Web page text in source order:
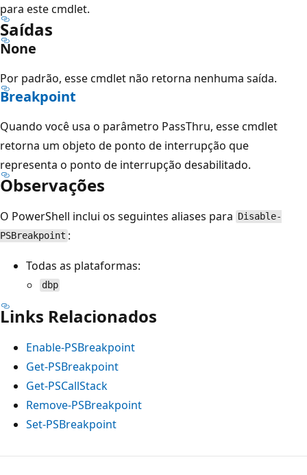
para este cmdlet.
Saídas
None
Por padrão, esse cmdlet não retorna nenhuma saída.
Breakpoint
Quando você usa o parâmetro PassThru, esse cmdlet
retorna um objeto de ponto de interrupção que
representa o ponto de interrupção desabilitado.
Observações
O PowerShell inclui os seguintes aliases para Disable-
PSBreakpoint :
Todas as plataformas:
dbp
Links Relacionados
Enable-PSBreakpoint
Get-PSBreakpoint
Get-PSCallStack
Remove-PSBreakpoint
Set-PSBreakpoint